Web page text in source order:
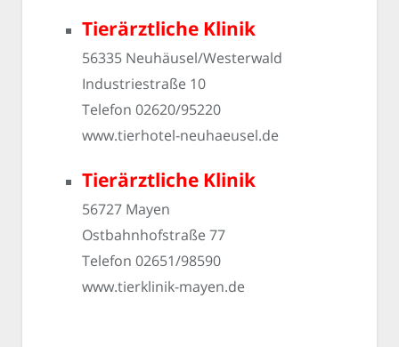
Tierärztliche Klinik
56335 Neuhäusel/Westerwald
Industriestraße 10
Telefon 02620/95220
www.tierhotel-neuhaeusel.de
Tierärztliche Klinik
56727 Mayen
Ostbahnhofstraße 77
Telefon 02651/98590
www.tierklinik-mayen.de